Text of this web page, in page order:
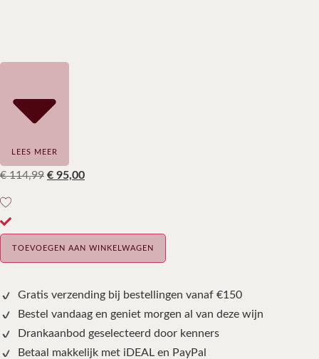
LEES MEER
€114,99 € 95,00
TOEVOEGEN AAN WINKELWAGEN
Gratis verzending bij bestellingen vanaf €150
Bestel vandaag en geniet morgen al van deze wijn
Drankaanbod geselecteerd door kenners
Betaal makkelijk met iDEAL en PayPal